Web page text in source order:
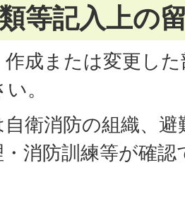
等記入上の
作成または変更し
。
衛消防の組織、
消防訓練等が確